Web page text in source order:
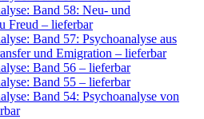
Band 58: Neu- und
Freud – lieferbar
Band 57: Psychoanalyse aus
und Emigration – lieferbar
Band 56 – lieferbar
Band 55 – lieferbar
Band 54: Psychoanalyse von